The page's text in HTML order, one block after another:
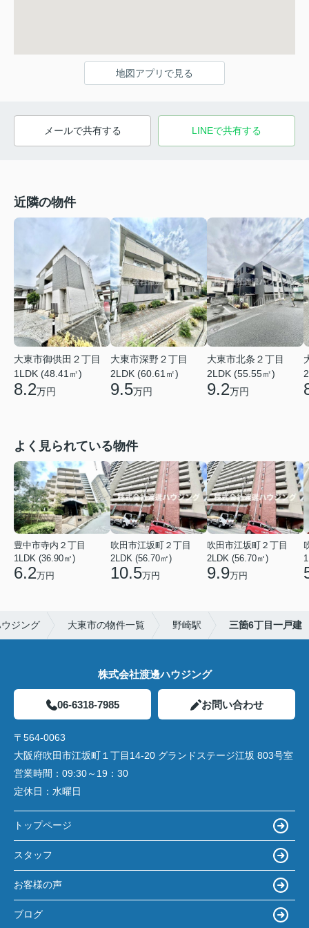
地図アプリで見る
メールで共有する LINEで共有する
近隣の物件
大東市御供田２丁目
1LDK (48.41㎡)
8.2万円
大東市深野２丁目
2LDK (60.61㎡)
9.5万円
大東市北条２丁目
2LDK (55.55㎡)
9.2万円
よく見られている物件
豊中市寺内２丁目
1LDK (36.90㎡)
6.2万円
吹田市江坂町２丁目
2LDK (56.70㎡)
10.5万円
吹田市江坂町２丁目
2LDK (56.70㎡)
9.9万円
ジング 大東市の物件一覧 野崎駅 三箇6丁目一戸建
株式会社渡邊ハウジング
06-6318-7985 お問い合わせ
〒564-0063
大阪府吹田市江坂町１丁目14‐20 グランドステージ江坂 803号室
営業時間： 09:30～19：30
定休日： 水曜日
トップページ
スタッフ
お客様の声
ブログ